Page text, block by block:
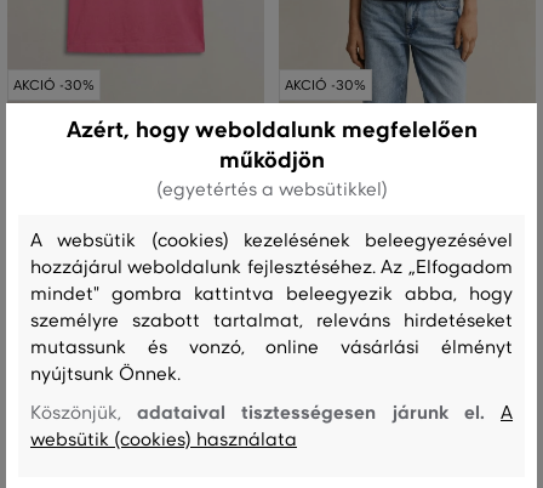
AKCIÓ -30%
PÓLÓ GANT REG GRAPHIC PRINT
13 990 Ft
Elérhető méretek:
S M, L, XXL
AKCIÓ -30%
PÓLÓ GANT ROPE GRAPHIC SS T-
SHIRT
20 290 Ft
Elérhető méretek:
XS, S, M, L, XL +1 további
Azért, hogy weboldalunk megfelelően
működjön
(egyetértés a websütikkel)
A websütik (cookies) kezelésének beleegyezésével
hozzájárul weboldalunk fejlesztéséhez. Az „Elfogadom
mindet" gombra kattintva beleegyezik abba, hogy
személyre szabott tartalmat, releváns hirdetéseket
mutassunk és vonzó, online vásárlási élményt
nyújtsunk Önnek.
Köszönjük,adataival tisztességesen járunk el.A
websütik (cookies) használata